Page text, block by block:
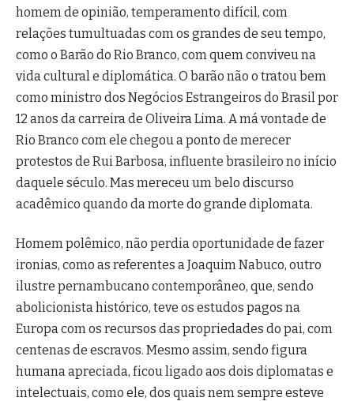
homem de opinião, temperamento difícil, com
relações tumultuadas com os grandes de seu tempo,
como o Barão do Rio Branco, com quem conviveu na
vida cultural e diplomática. O barão não o tratou bem
como ministro dos Negócios Estrangeiros do Brasil por
12 anos da carreira de Oliveira Lima. A má vontade de
Rio Branco com ele chegou a ponto de merecer
protestos de Rui Barbosa, influente brasileiro no início
daquele século. Mas mereceu um belo discurso
acadêmico quando da morte do grande diplomata.
Homem polêmico, não perdia oportunidade de fazer
ironias, como as referentes a Joaquim Nabuco, outro
ilustre pernambucano contemporâneo, que, sendo
abolicionista histórico, teve os estudos pagos na
Europa com os recursos das propriedades do pai, com
centenas de escravos. Mesmo assim, sendo figura
humana apreciada, ficou ligado aos dois diplomatas e
intelectuais, como ele, dos quais nem sempre esteve